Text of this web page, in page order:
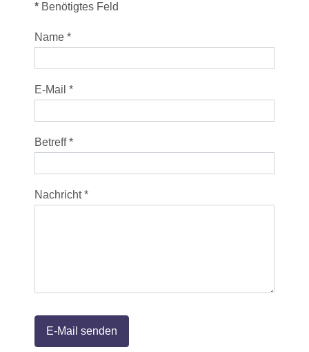
* Benötigtes Feld
Name *
E-Mail *
Betreff*
Nachricht*
E-Mail senden